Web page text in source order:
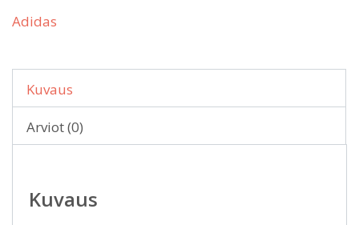
Adidas
Kuvaus
Arviot (0)
Kuvaus